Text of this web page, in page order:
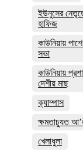
ইউনুসের
হাফিজ
কাউনিয়ায়
সভা
কাউনিয়ায়
দেশীয় মাছ
ক্যাম্পাস
ক্ষমতাচ্যুত
খেলাধুলা